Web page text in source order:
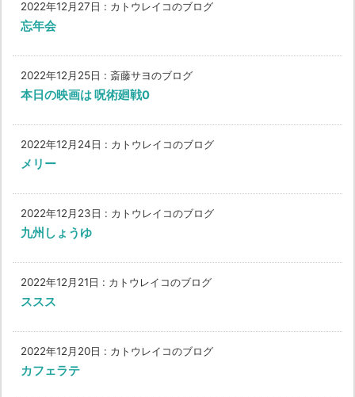
2022年12月27日 : カトウレイコのブログ
忘年会
2022年12月25日 : 斎藤サヨのブログ
本日の映画は 呪術廻戦0
2022年12月24日 : カトウレイコのブログ
メリー
2022年12月23日 : カトウレイコのブログ
九州しょうゆ
2022年12月21日 : カトウレイコのブログ
ススス
2022年12月20日 : カトウレイコのブログ
カフェラテ